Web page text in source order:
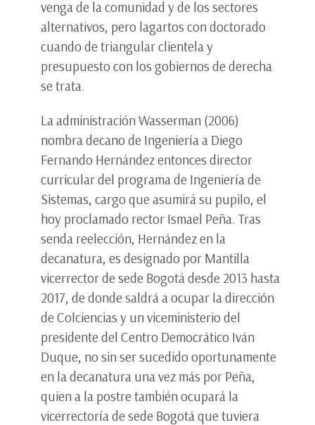
venga de la comunidad y de los sectores
alternativos, pero lagartos con doctorado
cuando de triangular clientela y
presupuesto con los gobiernos de derecha
se trata.
La administración Wasserman (2006)
nombra decano de Ingeniería a Diego
Fernando Hernández entonces director
curricular del programa de Ingeniería de
Sistemas, cargo que asumirá su pupilo, el
hoy proclamado rector Ismael Peña. Tras
senda reelección, Hernández en la
decanatura, es designado por Mantilla
vicerrector de sede Bogotá desde 2013 hasta
2017, de donde saldrá a ocupar la dirección
de Colciencias y un viceministerio del
presidente del Centro Democrático Iván
Duque, no sin ser sucedido oportunamente
en la decanatura una vez más por Peña,
quien a la postre también ocupará la
vicerrectoría de sede Bogotá que tuviera